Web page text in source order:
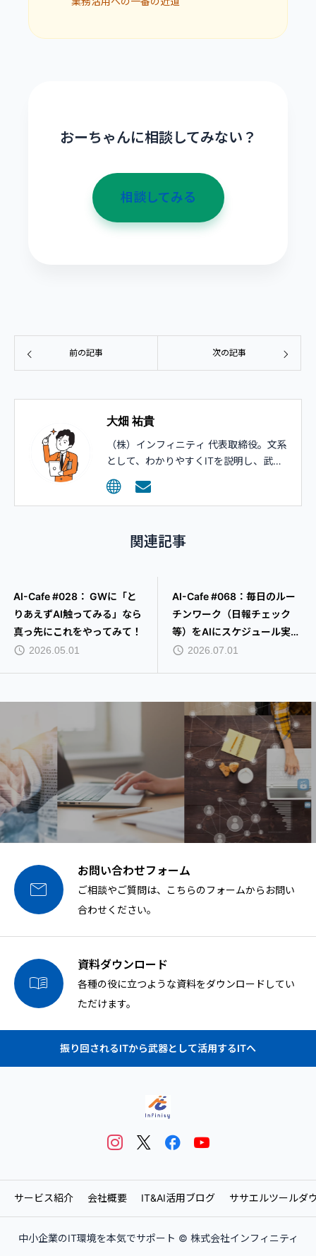
おーちゃんに相談してみない？
相談してみる
前の記事 次の記事
大畑 祐貴
（株）インフィニティ 代表取締役。文系
として、わかりやすくITを説明し、武器
として活用してもらうコンサルティング
を行っています。
関連記事
AI-Cafe #028： GWに「と
りあえずAI触ってみる」なら
真っ先にこれをやってみて！
2026.05.01
AI-Cafe #068：毎日のルー
チンワーク（日報チェック
等）をAIにスケジュール実行
させるTIPS
2026.07.01

お問い合わせフォーム
ご相談やご質問は、こちらのフォームからお問い
合わせください。

資料ダウンロード
各種の役に立つような資料をダウンロードしてい
ただけます。
振り回されるITから武器として活用するITへ
サービス紹介 会社概要 IT&AI活用ブログ ササエルツールダ
中小企業のIT環境を本気でサポート © 株式会社インフィニティ